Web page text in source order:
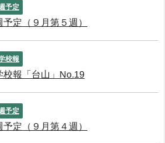
予定
予定（９月第５週）
校報
校報「台山」No.19
予定
予定（９月第４週）